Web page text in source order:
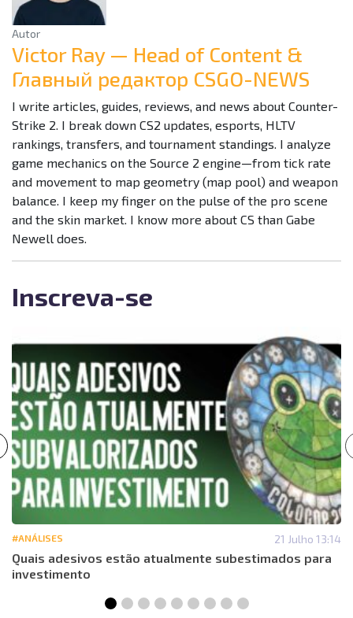
Autor
Victor Ray — Head of Content &
Главный редактор CSGO-NEWS
I write articles, guides, reviews, and news about Counter-
Strike 2. I break down CS2 updates, esports, HLTV
rankings, transfers, and tournament standings. I analyze
game mechanics on the Source 2 engine—from tick rate
and movement to map geometry (map pool) and weapon
balance. I keep my finger on the pulse of the pro scene
and the skin market. I know more about CS than Gabe
Newell does.
Inscreva-se
#ANÁLISES 21 Julho 13:14
Quais adesivos estão atualmente subestimados para
investimento